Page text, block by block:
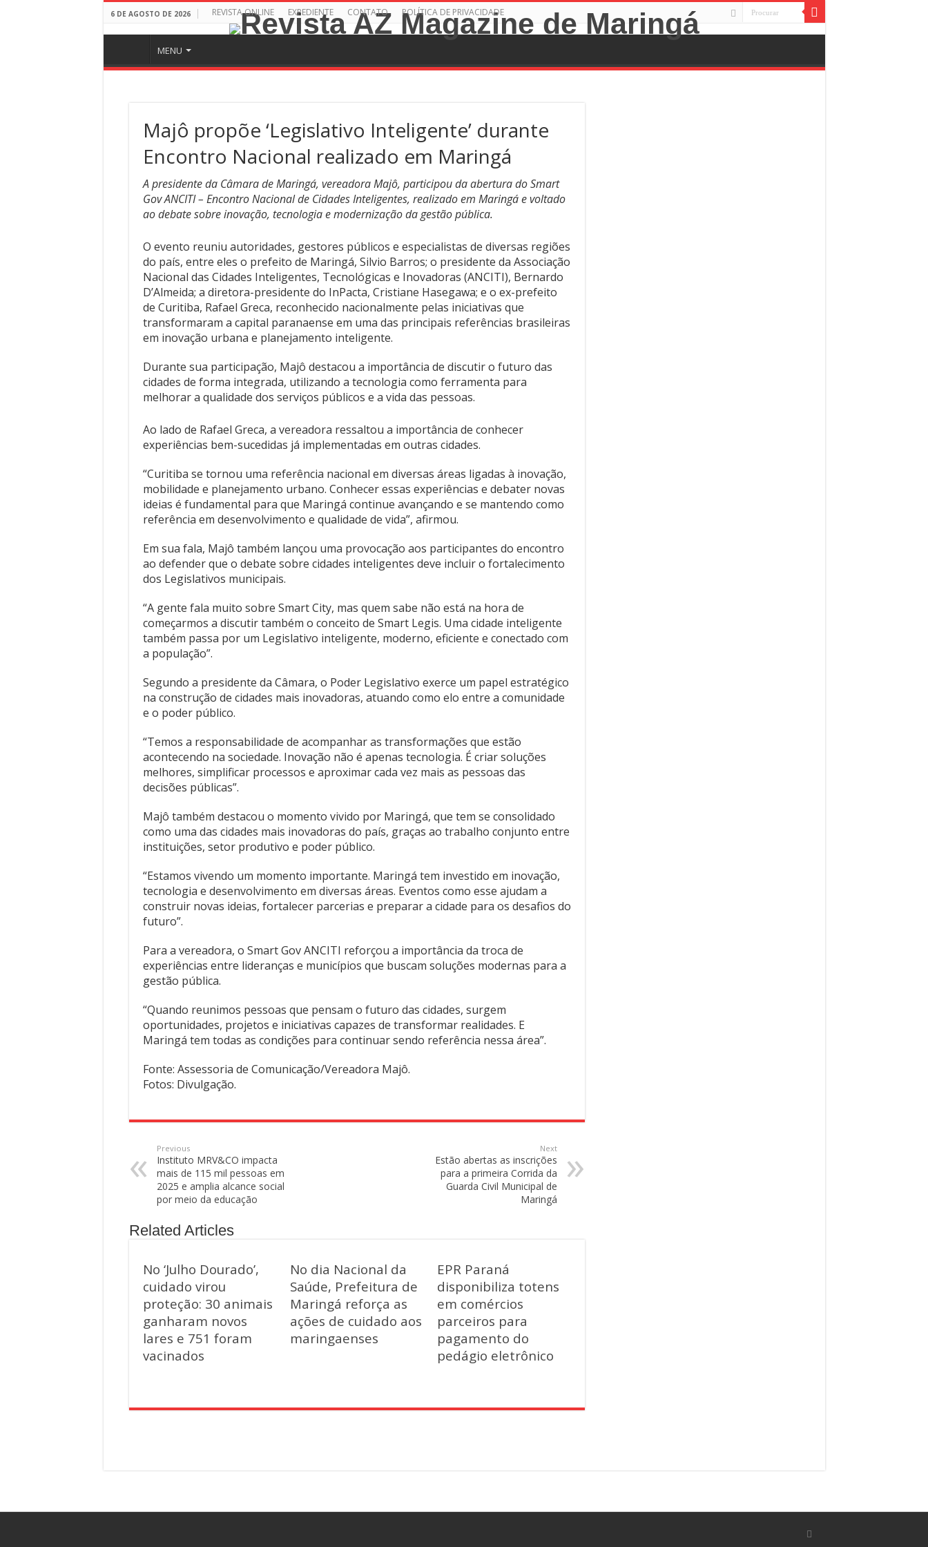
6 DE AGOSTO DE 2026 REVISTA ONLINE EXPEDIENTE CONTATO POLÍTICA DE PRIVACIDADE
MENU
Majô propõe ‘Legislativo Inteligente’ durante
Encontro Nacional realizado em Maringá
A presidente da Câmara de Maringá, vereadora Majô, participou da abertura do Smart
Gov ANCITI – Encontro Nacional de Cidades Inteligentes, realizado em Maringá e voltado
ao debate sobre inovação, tecnologia e modernização da gestão pública.
O evento reuniu autoridades, gestores públicos e especialistas de diversas regiões
do país, entre eles o prefeito de Maringá, Silvio Barros; o presidente da Associação
Nacional das Cidades Inteligentes, Tecnológicas e Inovadoras (ANCITI), Bernardo
D’Almeida; a diretora-presidente do InPacta, Cristiane Hasegawa; e o ex-prefeito
de Curitiba, Rafael Greca, reconhecido nacionalmente pelas iniciativas que
transformaram a capital paranaense em uma das principais referências brasileiras
em inovação urbana e planejamento inteligente.
Durante sua participação, Majô destacou a importância de discutir o futuro das
cidades de forma integrada, utilizando a tecnologia como ferramenta para
melhorar a qualidade dos serviços públicos e a vida das pessoas.
Ao lado de Rafael Greca, a vereadora ressaltou a importância de conhecer
experiências bem-sucedidas já implementadas em outras cidades.
“Curitiba se tornou uma referência nacional em diversas áreas ligadas à inovação,
mobilidade e planejamento urbano. Conhecer essas experiências e debater novas
ideias é fundamental para que Maringá continue avançando e se mantendo como
referência em desenvolvimento e qualidade de vida”, afirmou.
Em sua fala, Majô também lançou uma provocação aos participantes do encontro
ao defender que o debate sobre cidades inteligentes deve incluir o fortalecimento
dos Legislativos municipais.
“A gente fala muito sobre Smart City, mas quem sabe não está na hora de
começarmos a discutir também o conceito de Smart Legis. Uma cidade inteligente
também passa por um Legislativo inteligente, moderno, eficiente e conectado com
a população”.
Segundo a presidente da Câmara, o Poder Legislativo exerce um papel estratégico
na construção de cidades mais inovadoras, atuando como elo entre a comunidade
e o poder público.
“Temos a responsabilidade de acompanhar as transformações que estão
acontecendo na sociedade. Inovação não é apenas tecnologia. É criar soluções
melhores, simplificar processos e aproximar cada vez mais as pessoas das
decisões públicas”.
Majô também destacou o momento vivido por Maringá, que tem se consolidado
como uma das cidades mais inovadoras do país, graças ao trabalho conjunto entre
instituições, setor produtivo e poder público.
“Estamos vivendo um momento importante. Maringá tem investido em inovação,
tecnologia e desenvolvimento em diversas áreas. Eventos como esse ajudam a
construir novas ideias, fortalecer parcerias e preparar a cidade para os desafios do
futuro”.
Para a vereadora, o Smart Gov ANCITI reforçou a importância da troca de
experiências entre lideranças e municípios que buscam soluções modernas para a
gestão pública.
“Quando reunimos pessoas que pensam o futuro das cidades, surgem
oportunidades, projetos e iniciativas capazes de transformar realidades. E
Maringá tem todas as condições para continuar sendo referência nessa área”.
Fonte: Assessoria de Comunicação/Vereadora Majô.
Fotos: Divulgação.
Previous
Instituto MRV&CO impacta
mais de 115 mil pessoas em
2025 e amplia alcance social
por meio da educação
Next
Estão abertas as inscrições
para a primeira Corrida da
Guarda Civil Municipal de
Maringá
Related Articles
No ‘Julho Dourado’,
cuidado virou
proteção: 30 animais
ganharam novos
lares e 751 foram
vacinados
No dia Nacional da
Saúde, Prefeitura de
Maringá reforça as
ações de cuidado aos
maringaenses
EPR Paraná
disponibiliza totens
em comércios
parceiros para
pagamento do
pedágio eletrônico